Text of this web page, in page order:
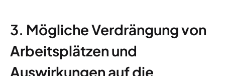
3. Mögliche Verdrängung von
Arbeitsplätzen und
Auswirkungen auf die